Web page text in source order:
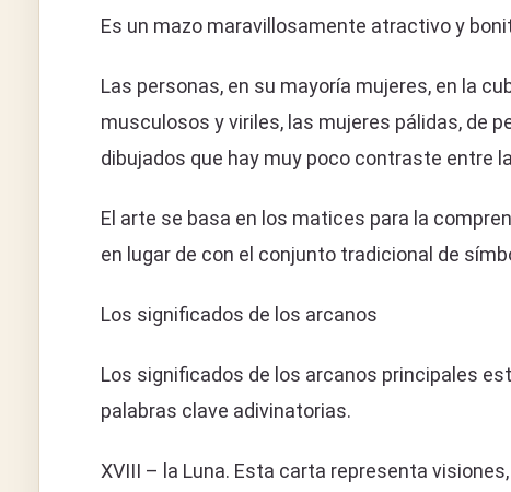
Es un mazo maravillosamente atractivo y
Las personas, en su mayoría mujeres, en la
musculosos y viriles, las mujeres pálidas, de
dibujados que hay muy poco contraste entre
El arte se basa en los matices para la
en lugar de con el conjunto tradicional de
Los significados de los arcanos
Los significados de los arcanos principales
palabras clave adivinatorias.
XVIII – la Luna. Esta carta representa